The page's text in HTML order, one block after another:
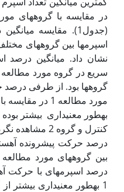
در مقایسه با گروه‏های
(جدول1). مقایسه
اسپرم‏ها بین گروه‏های
نشان داد. میانگین درصد
گروه‏ها بود. از طرفی
مورد مطالعه 1
به‏طور معنی‏داری بیشتر
درصد حرکت پیشرونده